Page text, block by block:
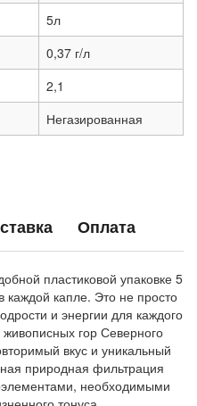
5л
0,37 г/л
2,1
Негазированная
Оплата
пластиковой упаковке 5
каждой капле. Это не просто
и энергии для каждого
гор Северного
вкус и уникальный
природная фильтрация
необходимыми